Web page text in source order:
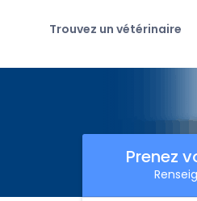
Trouvez un vétérinaire
Prenez